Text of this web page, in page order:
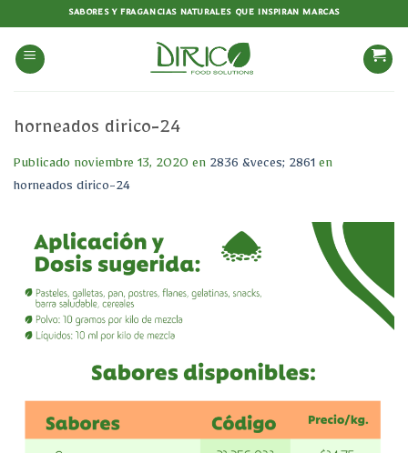
contenido
SABORES Y FRAGANCIAS NATURALES QUE INSPIRAN MARCAS
horneados dirico-24
Publicado noviembre 13, 2020 en 2836 &veces; 2861 en
horneados dirico-24